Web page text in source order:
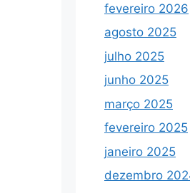
fevereiro 2026
agosto 2025
julho 2025
junho 2025
março 2025
fevereiro 2025
janeiro 2025
dezembro